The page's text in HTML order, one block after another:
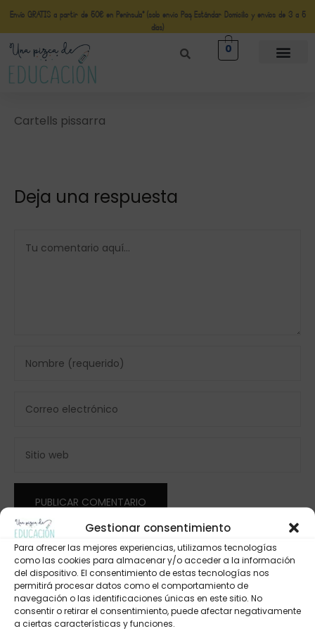
Gestionar consentimiento
Para ofrecer las mejores experiencias, utilizamos tecnologías
como las cookies para almacenar y/o acceder a la información
del dispositivo. El consentimiento de estas tecnologías nos
permitirá procesar datos como el comportamiento de
navegación o las identificaciones únicas en este sitio. No
consentir o retirar el consentimiento, puede afectar negativamente
a ciertas características y funciones.
Envío GRATIS a partir de 50€ en Península* (solo envio Paq Estándar Domicilio y envíos de 3 a 5
días)
0
Cartells pissarra
Deja una respuesta